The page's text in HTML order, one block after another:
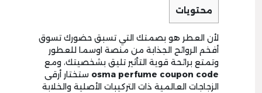
محتويات
لأن العطر هو بصمتك التي تسبق حضورك تسوق
أفخم الروائح الجذابة من منصة اوسما للعطور
وتمتع برائحة قوية التأثير تليق بشخصيتك، ومع
osma perfume coupon code ستختار أرقى
الزجاجات العالمية ذات التركيبات الأصلية والخلابة